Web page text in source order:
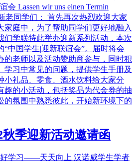
会 Lassen wir uns einen Termin
老同学们： 首先再次热烈欢迎大家
家庭中，为了帮助同学们更好地融入
们学联特此举办迎新系列活动，本次
中国学生|迎新联谊会”。届时将会
的老师以及活动赞助商参与，同时积
学习中常见的问题，提供学生手册及
小礼品、零食、酒水饮料给大家分
趣的小活动，包括奖品为代金券的抽
的氛围中熟悉彼此，开始新环境下的
秋季迎新活动邀请函
学习——天天向上 汉诺威学生学者